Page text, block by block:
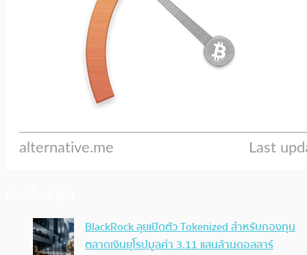
BlackRock ลุยเปิดตัว Tokenized สำหรับกองทุน
ตลาดเงินยุโรปมูลค่า 3.11 แสนล้านดอลลาร์